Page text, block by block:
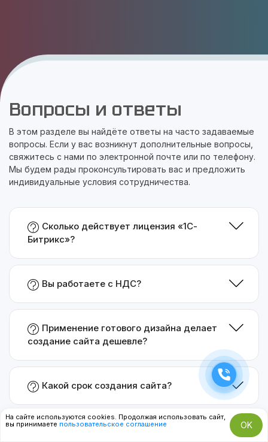
Вопросы и ответы
В этом разделе вы найдёте ответы на часто задаваемые
вопросы. Если у вас возникнут дополнительные вопросы,
свяжитесь с нами по электронной почте или по телефону.
Мы будем рады проконсультировать вас и предложить
индивидуальные условия сотрудничества.
Сколько действует лицензия «1С-
Битрикс»?
Вы работаете с НДС?
Применение готового дизайна делает
создание сайта дешевле?
Какой срок создания сайта?
Насколько «1С-Битрикс» защищен от
На сайте используются cookies. Продолжая использовать сайт,
вы принимаете пользовательское соглашение OK